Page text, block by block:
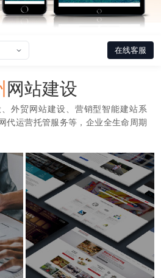
在线客服
网站建设
外贸网站建设、营销型智能建站系
代运营托管服务等，企业全生命周期